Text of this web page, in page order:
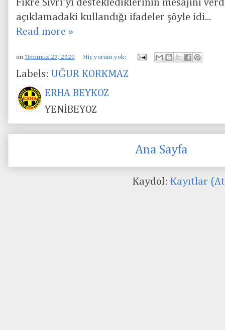
Fikre Sivri'yi desteklediklerinin mesajını
açıklamadaki kullandığı ifadeler şöyle idi...
Read more »
on Temmuz 27, 2020 Hiç yorum yok:
Labels: UĞUR KORKMAZ
ERHA BEYKOZ
YENİBEYOZ
Ana Sayfa
Kaydol: Kayıtlar